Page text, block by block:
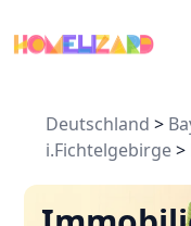
Deutschland >
i.Fichtelgebirge>